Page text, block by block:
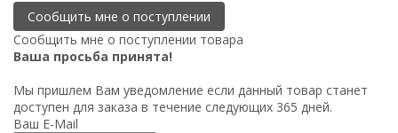
Сообщить мне о поступлении товара
Ваша просьба принята!
Мы пришлем Вам уведомление если данный товар станет
доступен для заказа в течение следующих 365 дней.
Ваш E-Mail